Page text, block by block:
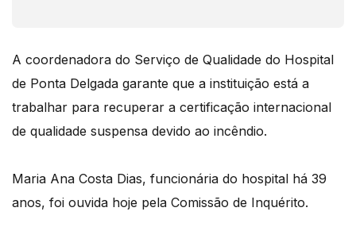
A coordenadora do Serviço de Qualidade do Hospital
de Ponta Delgada garante que a instituição está a
trabalhar para recuperar a certificação internacional
de qualidade suspensa devido ao incêndio.
Maria Ana Costa Dias, funcionária do hospital há 39
anos, foi ouvida hoje pela Comissão de Inquérito.